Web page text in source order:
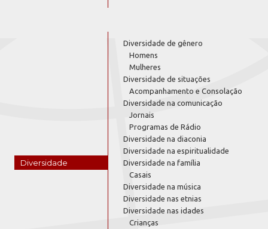
Diversidade
Diversidade de gênero
Homens
Mulheres
Diversidade de situações
Acompanhamento e Consolação
Diversidade na comunicação
Jornais
Programas de Rádio
Diversidade na diaconia
Diversidade na espiritualidade
Diversidade na família
Casais
Diversidade na música
Diversidade nas etnias
Diversidade nas idades
Crianças